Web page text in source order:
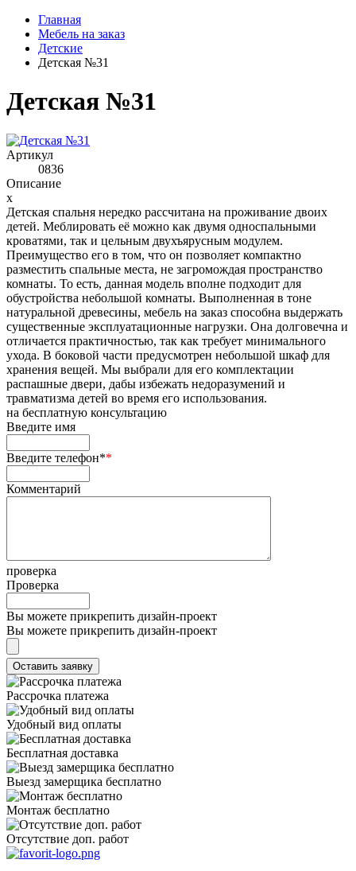
Главная
Мебель на заказ
Детские
Детская №31
Детская №31
Артикул
0836
Описание
x
Детская спальня нередко рассчитана на проживание двоих
детей. Меблировать её можно как двумя односпальными
кроватями, так и цельным двухъярусным модулем.
Преимущество его в том, что он позволяет компактно
разместить спальные места, не загромождая пространство
комнаты. То есть, данная модель вполне подходит для
обустройства небольшой комнаты. Выполненная в тоне
натуральной древесины, мебель на заказ способна выдержать
существенные эксплуатационные нагрузки. Она долговечна и
отличается практичностью, так как требует минимального
ухода. В боковой части предусмотрен небольшой шкаф для
хранения вещей. Мы выбрали для его комплектации
распашные двери, дабы избежать недоразумений и
травматизма детей во время его использования.
на бесплатную консультацию
Введите имя
Введите телефон**
Комментарий
проверка
Проверка
Вы можете прикрепить дизайн-проект
Вы можете прикрепить дизайн-проект
Рассрочка платежа
Удобный вид оплаты
Бесплатная доставка
Выезд замерщика бесплатно
Монтаж бесплатно
Отсутствие доп. работ